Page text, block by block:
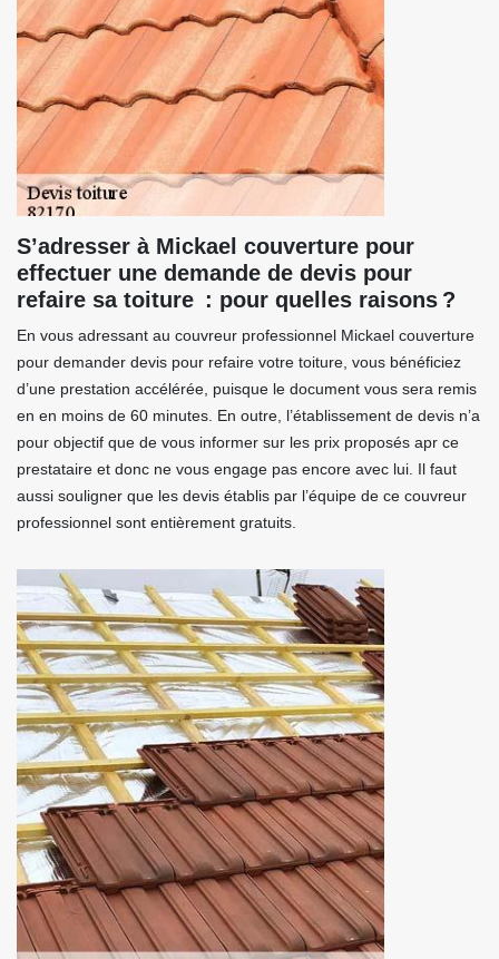
S’adresser à Mickael couverture pour
effectuer une demande de devis pour
refaire sa toiture : pour quelles raisons ?
En vous adressant au couvreur professionnel Mickael couverture
pour demander devis pour refaire votre toiture, vous bénéficiez
d’une prestation accélérée, puisque le document vous sera remis
en en moins de 60 minutes. En outre, l’établissement de devis n’a
pour objectif que de vous informer sur les prix proposés apr ce
prestataire et donc ne vous engage pas encore avec lui. Il faut
aussi souligner que les devis établis par l’équipe de ce couvreur
professionnel sont entièrement gratuits.